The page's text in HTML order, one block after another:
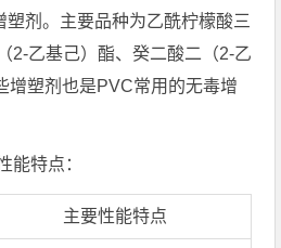
剂。主要品种为乙酰柠檬酸三
2-乙基己）酯、癸二酸二（2-乙
增塑剂也是PVC常用的无毒增
能特点：
主要性能特点